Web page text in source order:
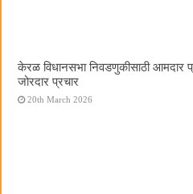
केरळ विधानसभा निवडणुकीसाठी आमदार
जोरदार प्रचार
20th March 2026